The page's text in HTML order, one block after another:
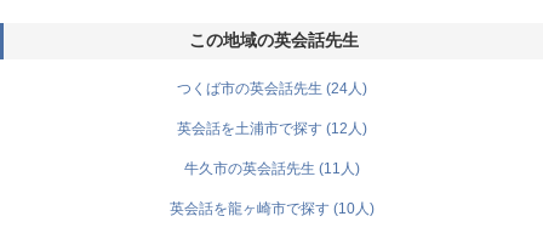
この地域の英会話先生
つくば市の英会話先生 (24人)
英会話を土浦市で探す (12人)
牛久市の英会話先生 (11人)
英会話を龍ヶ崎市で探す (10人)